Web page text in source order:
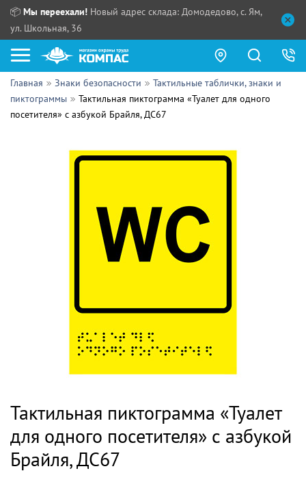
📦 Мы переехали! Новый адрес склада: Домодедово, с. Ям,
ул. Школьная, 36
Как купить?
Прайс-листы
Сотрудничество
Выдача продукции:
Главная Знаки безопасности
Тактильные таблички, знаки и
пиктограммы
Тактильная пиктограмма «Туалет для одного
посетителя» с азбукой Брайля, ДС67
Тактильная пиктограмма «Туалет
для одного посетителя» с азбукой
Брайля, ДС67